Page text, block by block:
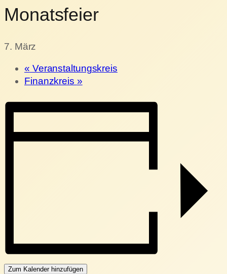
Monatsfeier
7. März
« Veranstaltungskreis
Finanzkreis »
Zum Kalender hinzufügen